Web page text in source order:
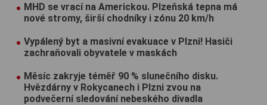
MHD se vrací na Americkou. Plzeňská tepna má
nové stromy, širší chodníky i zónu 20 km/h
Vypálený byt a masivní evakuace v Plzni! Hasiči
zachraňovali obyvatele v maskách
Měsíc zakryje téměř 90 % slunečního disku.
Hvězdárny v Rokycanech i Plzni zvou na
podvečerní sledování nebeského divadla